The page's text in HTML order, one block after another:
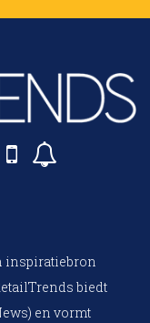
inspiratiebron
biedt
en vormt